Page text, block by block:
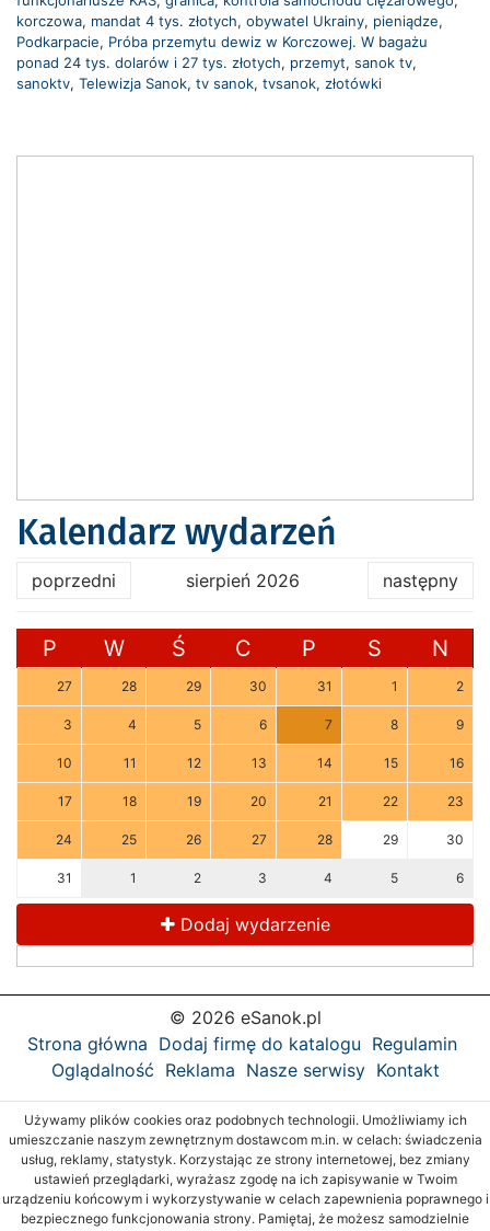
korczowa, mandat 4 tys. złotych, obywatel Ukrainy, pieniądze,
Podkarpacie, Próba przemytu dewiz w Korczowej. W bagażu
ponad 24 tys. dolarów i 27 tys. złotych, przemyt, sanok tv,
sanoktv, Telewizja Sanok, tv sanok, tvsanok, złotówki
Kalendarz wydarzeń
poprzedni sierpień 2026 następny
P W Ś C P S N
27 28 29 30 31 1 2
3 4 5 6 7 8 9
10 11 12 13 14 15 16
17 18 19 20 21 22 23
24 25 26 27 28 29 30
31 1 2 3 4 5 6
Dodaj wydarzenie
© 2026 eSanok.pl
Strona główna Dodaj firmę do katalogu Regulamin
Oglądalność Reklama Nasze serwisy Kontakt
Używamy plików cookies oraz podobnych technologii. Umożliwiamy ich
umieszczanie naszym zewnętrznym dostawcom m.in. w celach: świadczenia
usług, reklamy, statystyk. Korzystając ze strony internetowej, bez zmiany
ustawień przeglądarki, wyrażasz zgodę na ich zapisywanie w Twoim
urządzeniu końcowym i wykorzystywanie w celach zapewnienia poprawnego i
bezpiecznego funkcjonowania strony. Pamiętaj, że możesz samodzielnie